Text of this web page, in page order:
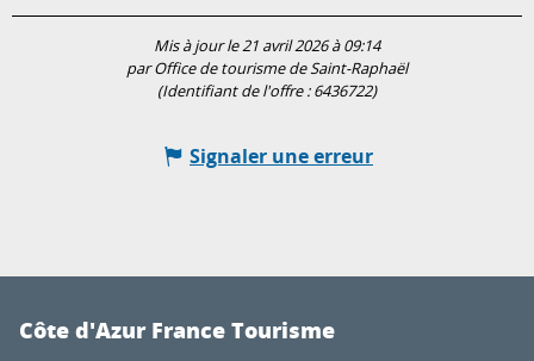
Mis à jour le 21 avril 2026 à 09:14
par Office de tourisme de Saint-Raphaël
(Identifiant de l'offre :6436722)
Signaler une erreur
Côte d'Azur France Tourisme